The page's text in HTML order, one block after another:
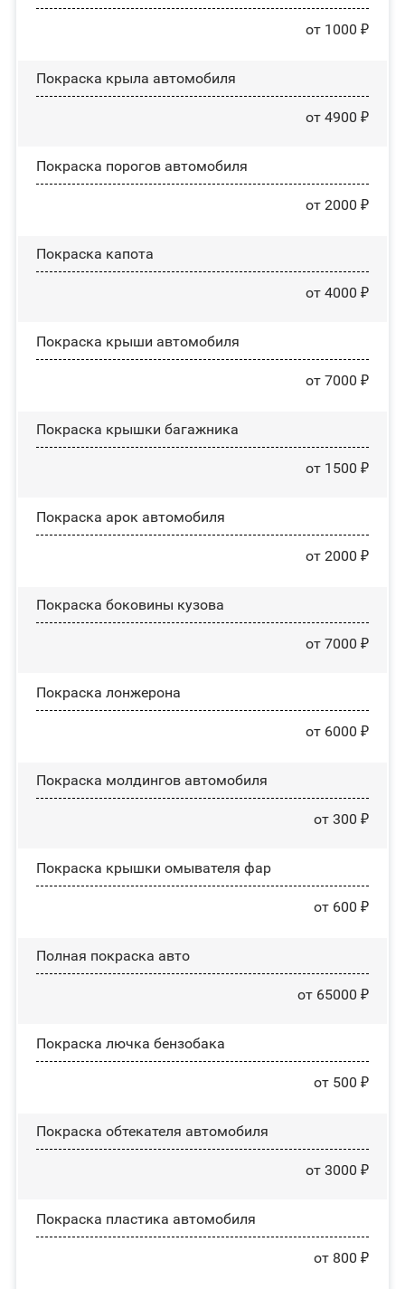
от 1000 ₽
Покраска крыла автомобиля
от 4900 ₽
Покраска порогов автомобиля
от 2000 ₽
Покраска капота
от 4000 ₽
Покраска крыши автомобиля
от 7000 ₽
Покраска крышки багажника
от 1500 ₽
Покраска арок автомобиля
от 2000 ₽
Покраска боковины кузова
от 7000 ₽
Покраска лонжерона
от 6000 ₽
Покраска молдингов автомобиля
от 300 ₽
Покраска крышки омывателя фар
от 600 ₽
Полная покраска авто
от 65000 ₽
Покраска лючка бензобака
от 500 ₽
Покраска обтекателя автомобиля
от 3000 ₽
Покраска пластика автомобиля
от 800 ₽